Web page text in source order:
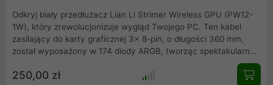
Odkryj biały przedłużacz Lian Li Strimer Wireless GPU (PW12-
1W), który zrewolucjonizuje wygląd Twojego PC. Ten kabel
zasilający do karty graficznej 3x 8-pin, o długości 360 mm,
został wyposażony w 174 diody ARGB, tworząc spektakularne i
moddingu i posiadaczy potężnych kart graficznych.
250,00 zł